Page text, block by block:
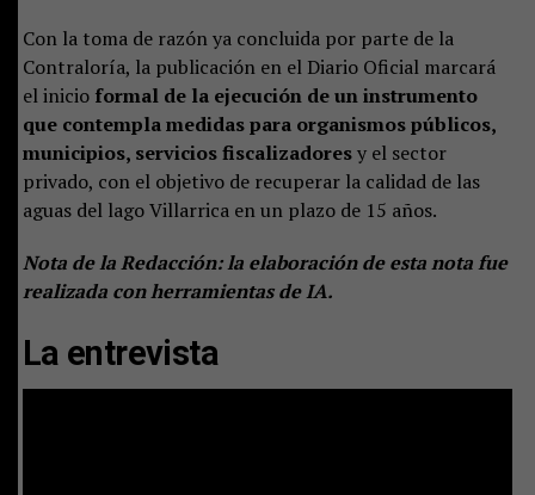
Con la toma de razón ya concluida por parte de la
Contraloría, la publicación en el Diario Oficial marcará
el inicio formal de la ejecución de un instrumento
que contempla medidas para organismos públicos,
municipios, servicios fiscalizadoresy el sector
privado, con el objetivo de recuperar la calidad de las
aguas del lago Villarrica en un plazo de 15 años.
Nota de la Redacción: la elaboración de esta nota fue
realizada con herramientas de IA.
La entrevista